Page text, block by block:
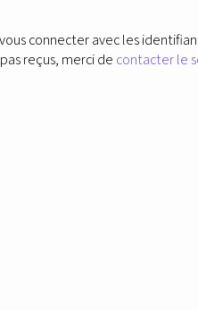
connecter avec les
reçus, merci de contacter le